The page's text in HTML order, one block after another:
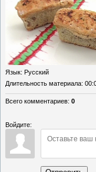
Язык: Русский
Длительность материала:
Всего комментариев: 0
Войдите: